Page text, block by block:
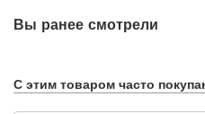
Вы ранее смотрели
С этим товаром часто